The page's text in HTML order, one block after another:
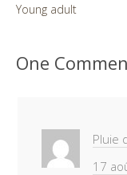
Young adult
One
Pluie
17